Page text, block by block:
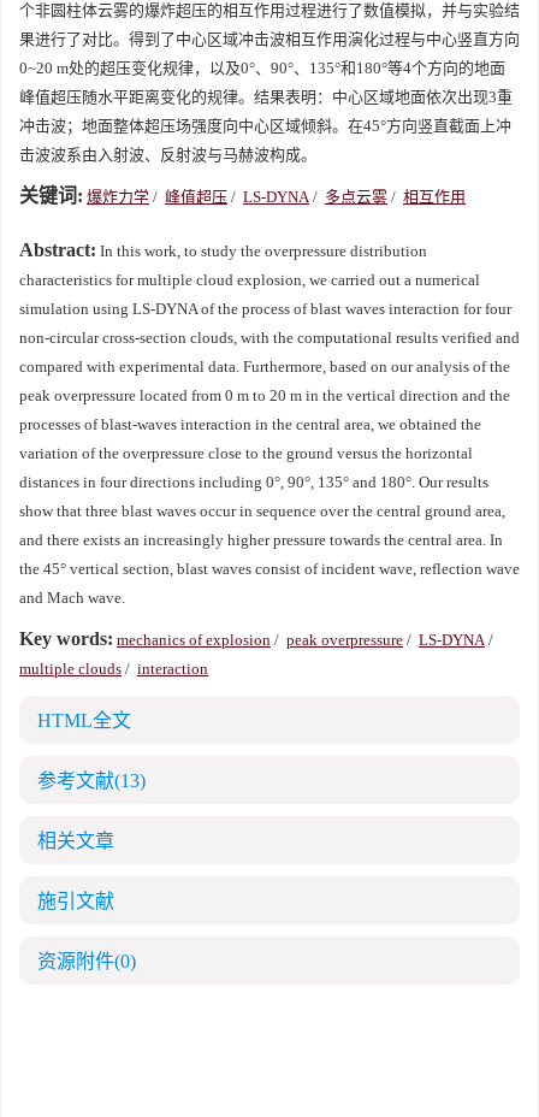
个非圆柱体云雾的爆炸超压的相互作用过程进行了数值模拟，并与实验结
果进行了对比。得到了中心区域冲击波相互作用演化过程与中心竖直方向
0~20 m处的超压变化规律，以及0°、90°、135°和180°等4个方向的地面
峰值超压随水平距离变化的规律。结果表明：中心区域地面依次出现3重
冲击波；地面整体超压场强度向中心区域倾斜。在45°方向竖直截面上冲
击波波系由入射波、反射波与马赫波构成。
关键词: 爆炸力学 / 峰值超压 / LS-DYNA/ 多点云雾 / 相互作用
Abstract: In this work, to study the overpressure distribution
characteristics for multiple cloud explosion, we carried out a numerical
simulation using LS-DYNA of the process of blast waves interaction for four
non-circular cross-section clouds, with the computational results verified and
compared with experimental data. Furthermore, based on our analysis of the
peak overpressure located from 0 m to 20 m in the vertical direction and the
processes of blast-waves interaction in the central area, we obtained the
variation of the overpressure close to the ground versus the horizontal
distances in four directions including 0°, 90°, 135° and 180°. Our results
show that three blast waves occur in sequence over the central ground area,
and there exists an increasingly higher pressure towards the central area. In
the 45° vertical section, blast waves consist of incident wave, reflection wave
and Mach wave.
Key words: mechanics of explosion / peak overpressure / LS-DYNA/
multiple clouds / interaction
HTML全文
参考文献(13)
相关文章
施引文献
资源附件(0)